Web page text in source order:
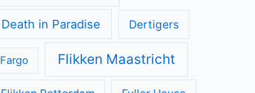
Death in Paradise Dertigers
Fargo Flikken Maastricht